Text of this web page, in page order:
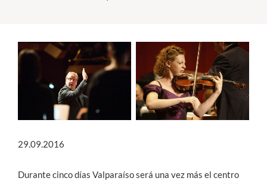
English
29.09.2016
Durante cinco días Valparaíso será una vez más el centro